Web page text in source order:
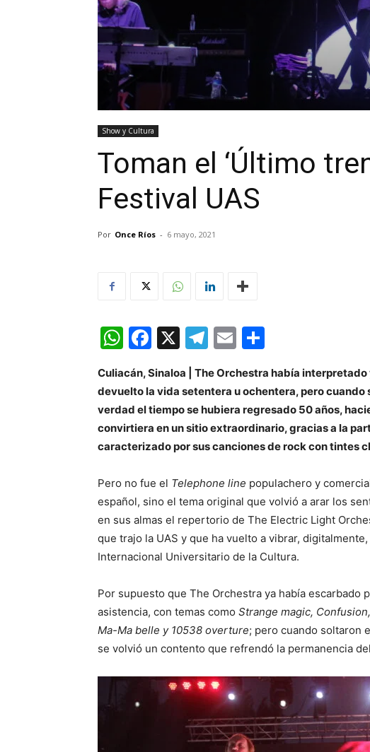
Show y Cultura
Toman el ‘Último
Festival UAS
Por Once Ríos - 6 mayo, 2021
WhatsApp
Facebook
X Telegram
Email
Culiacán, Sinaloa | The Orchestra había interpretado
devuelto la vida setentera u ochentera, pero cuando
verdad el tiempo se hubiera regresado 50 años,
convirtiera en un sitio extraordinario, gracias a la
caracterizado por sus canciones de rock con tintes
Pero no fue el Telephone line populachero y
español, sino el tema original que volvió a arar los
en sus almas el repertorio de The Electric Light
que trajo la UAS y que ha vuelto a vibrar,
Internacional Universitario de la Cultura.
Por supuesto que The Orchestra ya había
asistencia, con temas como Strange magic,
Ma-Ma belle y 10538 overture; pero cuando soltaron
se volvió un contento que refrendó la permanencia